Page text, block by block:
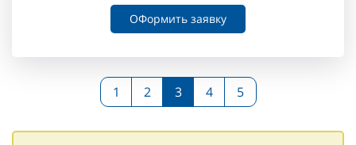
ОФормить заявку
1 2 3 4 5